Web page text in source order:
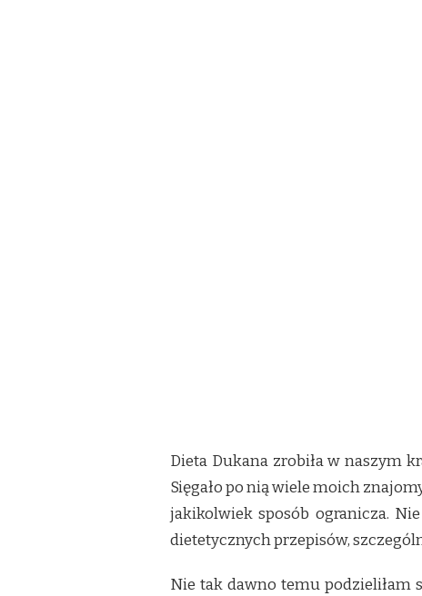
Dieta Dukana zrobiła w naszym
Sięgało po nią wiele moich
jakikolwiek sposób ogranicza.
dietetycznych przepisów,
Nie tak dawno temu podzieliłam